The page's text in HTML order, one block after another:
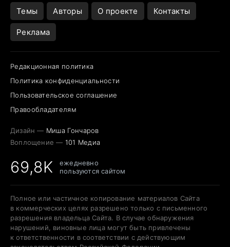
Темы Авторы О проекте Контакты
Реклама
Редакционная политика
Политика конфиденциальности
Пользовательское соглашение
Правообладателям
Дизайн — Миша Гончаров
Воплощение — 101 Медиа
69,8K
ежедневно
пользуются сайтом
Полное или частичное копирование материалов Сайта
в коммерческих целях разрешено только с письменного
разрешения владельца Сайта. В случае обнаружения
нарушений, виновные лица могут быть привлечены
к ответственности в соответствии с действующим